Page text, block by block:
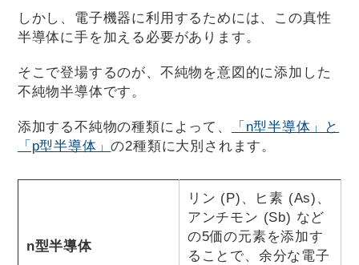
しかし、電子機器に利用するためには、この真性
半導体に手を加える必要があります。
そこで登場するのが、不純物を意図的に添加した
不純物半導体です。
添加する不純物の種類によって、
「n型半導体」と
「p型半導体」の2種類に大別されます。
n型半導体
リン (P)、ヒ素 (As)、
アンチモン (Sb) など
の5価の元素を添加す
ることで、余分な電子